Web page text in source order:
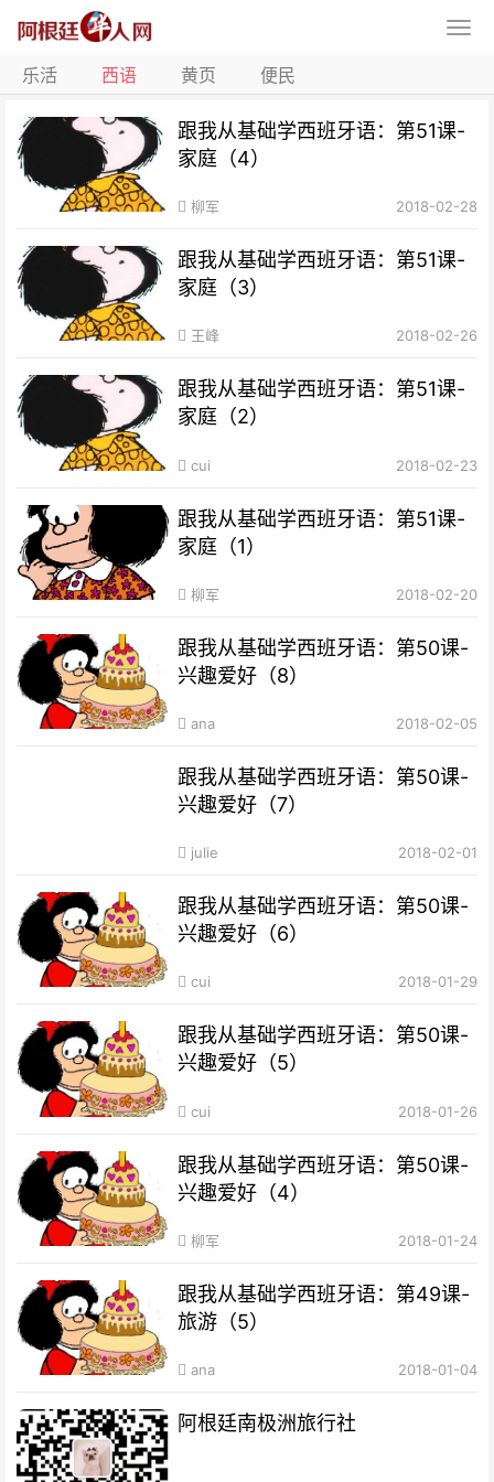
乐活 西语 黄页 便民
跟我从基础学西班牙语：第51课-
家庭（4）
柳军 2018-02-28
跟我从基础学西班牙语：第51课-
家庭（3）
王峰 2018-02-26
跟我从基础学西班牙语：第51课-
家庭（2）
cui 2018-02-23
跟我从基础学西班牙语：第51课-
家庭（1）
柳军 2018-02-20
跟我从基础学西班牙语：第50课-
兴趣爱好（8）
ana 2018-02-05
跟我从基础学西班牙语：第50课-
兴趣爱好（7）
julie 2018-02-01
跟我从基础学西班牙语：第50课-
兴趣爱好（6）
cui 2018-01-29
跟我从基础学西班牙语：第50课-
兴趣爱好（5）
cui 2018-01-26
跟我从基础学西班牙语：第50课-
兴趣爱好（4）
柳军 2018-01-24
跟我从基础学西班牙语：第49课-
旅游（5）
ana 2018-01-04
阿根廷南极洲旅行社